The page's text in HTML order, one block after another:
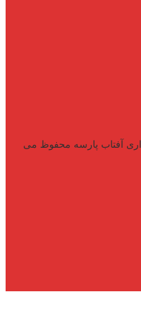
آفتاب پارسه محفوظ می